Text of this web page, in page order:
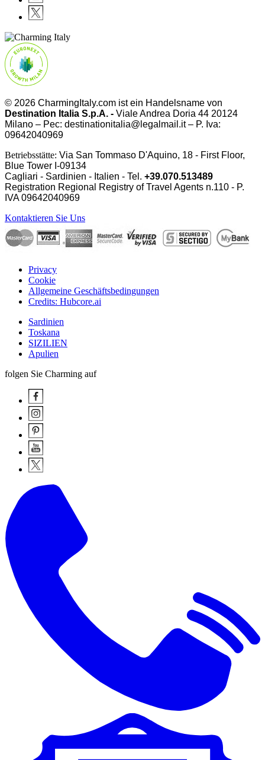
© 2026 CharmingItaly.com ist ein Handelsname von
Destination Italia S.p.A. - Viale Andrea Doria 44 20124
Milano – Pec: destinationitalia@legalmail.it – P. Iva:
09642040969
Betriebsstätte: Via San Tommaso D'Aquino, 18 - First Floor,
Blue Tower I-09134
Cagliari - Sardinien - Italien - Tel. +39.070.513489
Registration Regional Registry of Travel Agents n.110 - P.
IVA09642040969
Kontaktieren Sie Uns
Privacy
Cookie
Allgemeine Geschäftsbedingungen
Credits: Hubcore.ai
Sardinien
Toskana
SIZILIEN
Apulien
folgen Sie Charming auf